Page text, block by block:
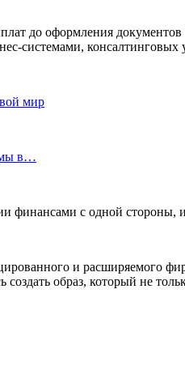
до оформления
системами,
мир
в…
финансами с одной стороны,
и расширяемого
образ, который не